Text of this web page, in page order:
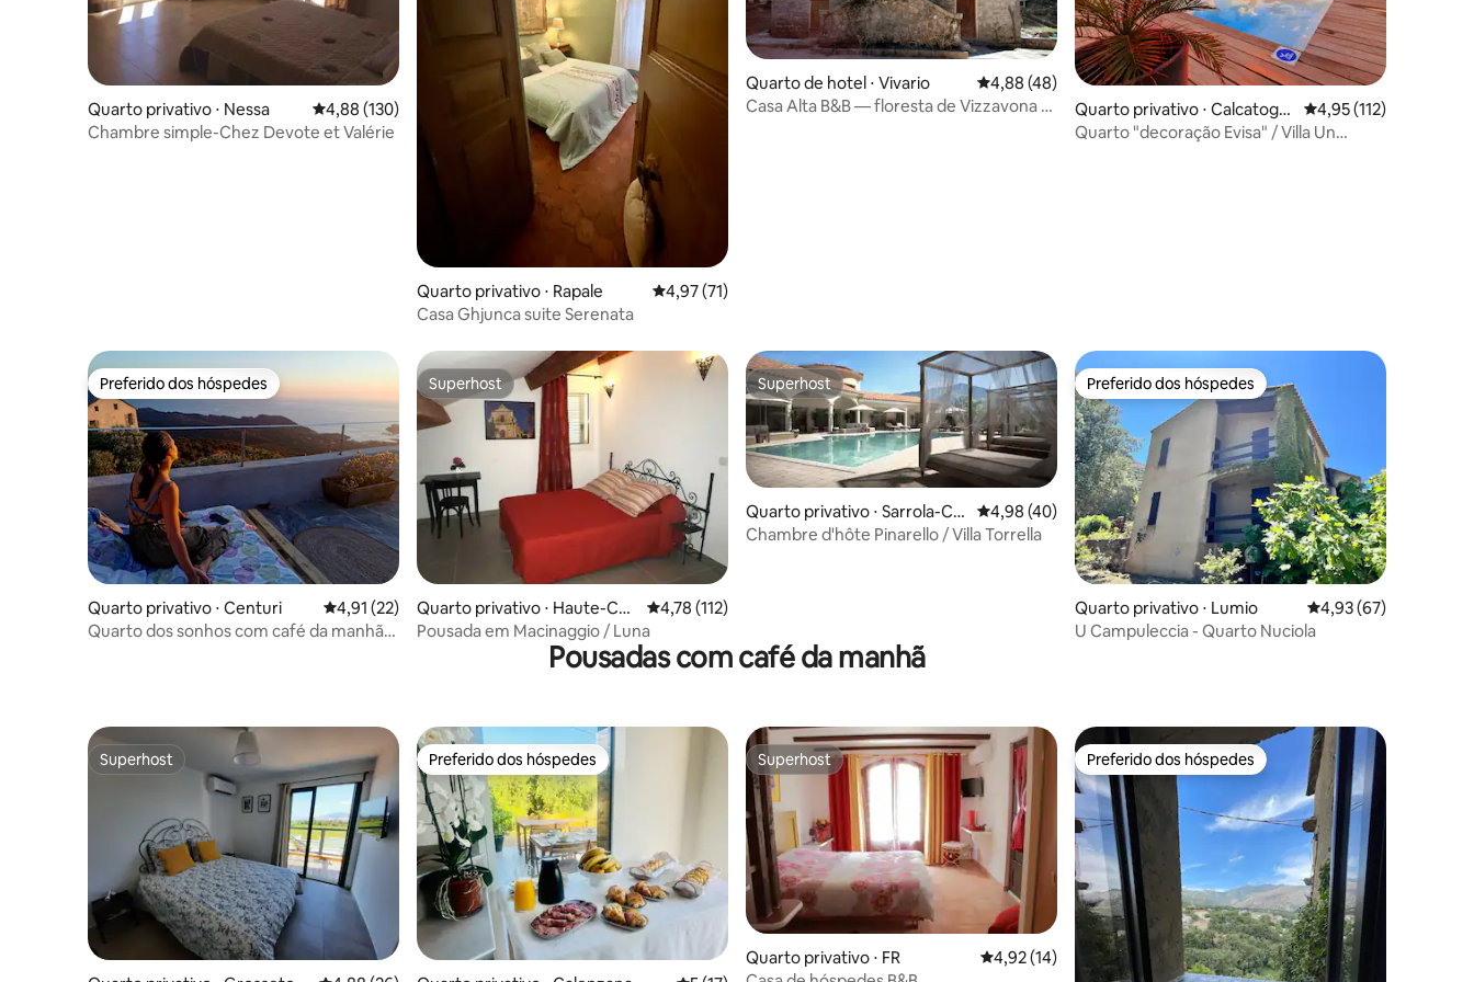
Quarto privativo ⋅ Nessa 4,88 de uma avaliação média de 5, 130 avaliações
4,88 (130)
Chambre simple-Chez Devote et Valérie
Quarto privativo ⋅ Rapale 4,97 de uma avaliação média de 5, 71 avaliações
4,97 (71)
Casa Ghjunca suite Serenata
Quarto de hotel ⋅ Vivario 4,88 de uma avaliação média de 5, 48 avaliações
4,88 (48)
Casa Alta B&B — floresta de Vizzavona —
Quarto privativo ⋅ Calcatoggi
o
4,95 de uma avaliação
4,95 (112)
Quarto "decoração Evisa" / Villa Un
Preferido dos hóspedes
Preferido dos hóspedes
Quarto privativo ⋅ Centuri 4,91 de uma avaliação média de 5, 22 avaliações
4,91 (22)
Quarto dos sonhos com café da manhã
Superhost
Superhost
Quarto privativo ⋅ Haute-Cor
se
4,78 de uma avaliação média de 5, 112 avaliações
4,78 (112)
Pousada em Macinaggio / Luna
Superhost
Superhost
Quarto privativo ⋅ Sarrola-Car
copino
4,98 de uma avaliação média de 5, 40 avaliações
4,98 (40)
Chambre d'hôte Pinarello / Villa Torrella
Preferido dos hóspedes
Preferido dos hóspedes
Quarto privativo ⋅ Lumio 4,93 de uma
4,93 (67)
U Campuleccia - Quarto Nuciola
Pousadas com café da manhã
Superhost
Superhost Preferido dos hóspedes
Preferido dos hóspedes Superhost
Superhost
Quarto privativo ⋅ FR 4,92 de uma avaliação média de 5, 14 avaliações
4,92 (14)
Preferido dos hóspedes
Preferido dos hóspedes